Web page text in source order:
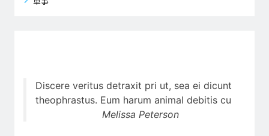
Discere veritus detraxit pri ut, sea ei dicunt
theophrastus. Eum harum animal debitis cu
Melissa Peterson